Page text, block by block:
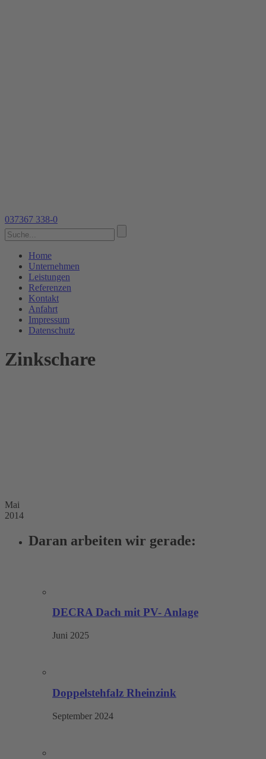
037367 338-0
Home
Unternehmen
Leistungen
Referenzen
Kontakt
Anfahrt
Impressum
Datenschutz
Zinkschare
Mai
2014
Daran arbeiten wir gerade:
DECRA Dach mit PV- Anlage
Juni 2025
Doppelstehfalz Rheinzink
September 2024